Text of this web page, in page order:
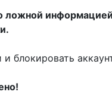
ложной информацией
блокировать